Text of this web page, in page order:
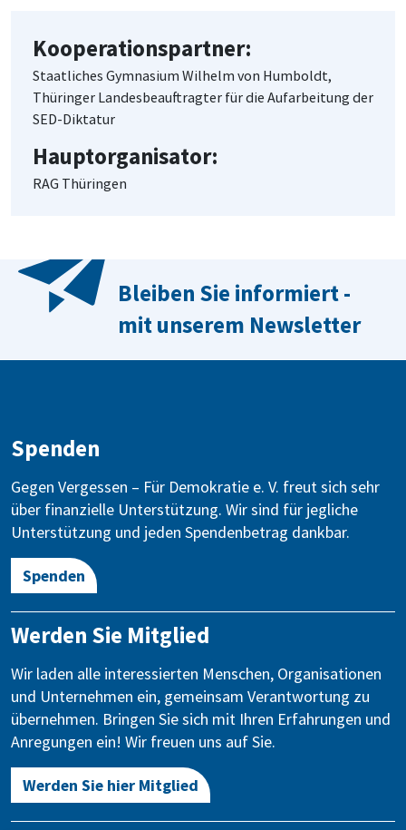
Kooperationspartner:
Staatliches Gymnasium Wilhelm von Humboldt,
Thüringer Landesbeauftragter für die Aufarbeitung der
SED-Diktatur
Hauptorganisator:
RAG Thüringen
Bleiben Sie informiert -
mit unserem Newsletter
Spenden
Gegen Vergessen – Für Demokratie e. V. freut sich sehr
über finanzielle Unterstützung. Wir sind für jegliche
Unterstützung und jeden Spendenbetrag dankbar.
Spenden
Werden Sie Mitglied
Wir laden alle interessierten Menschen, Organisationen
und Unternehmen ein, gemeinsam Verantwortung zu
übernehmen. Bringen Sie sich mit Ihren Erfahrungen und
Anregungen ein! Wir freuen uns auf Sie.
Werden Sie hier Mitglied